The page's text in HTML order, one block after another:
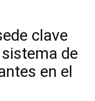
clave
de
en el